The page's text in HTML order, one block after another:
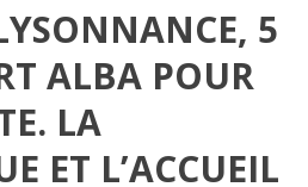
5
ALBA POUR
LA
ET L’ACCUEIL